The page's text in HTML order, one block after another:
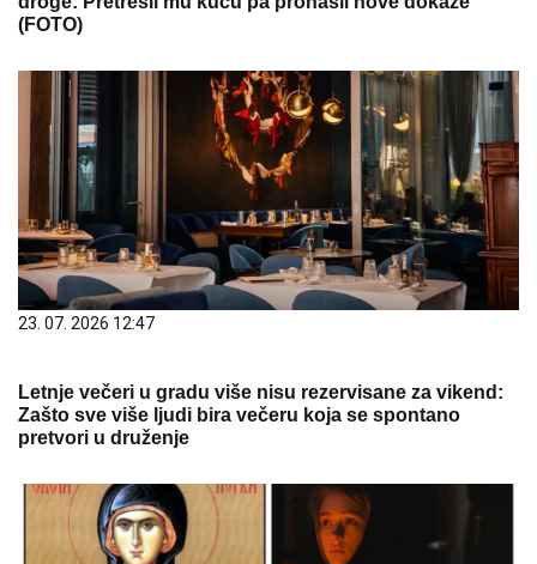
(FOTO)
23. 07. 2026 12:47
Letnje večeri u gradu više nisu rezervisane za vikend:
Zašto sve više ljudi bira večeru koja se spontano
pretvori u druženje